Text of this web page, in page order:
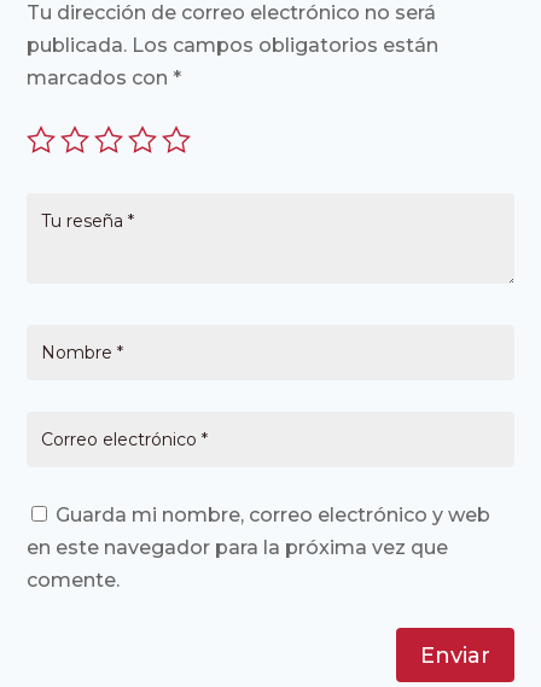
Tu dirección de correo electrónico no será
publicada. Los campos obligatorios están
marcados con*
Guarda mi nombre, correo electrónico y web
en este navegador para la próxima vez que
comente.
Enviar